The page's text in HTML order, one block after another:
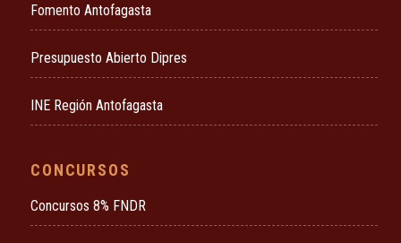
Fomento Antofagasta
Presupuesto Abierto Dipres
INE Región Antofagasta
CONCURSOS
Concursos 8% FNDR